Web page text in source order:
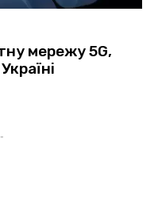
мережу 5G,